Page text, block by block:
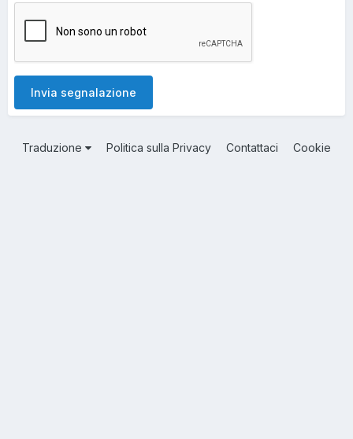
Invia segnalazione
Traduzione Politica sulla Privacy Contattaci Cookie